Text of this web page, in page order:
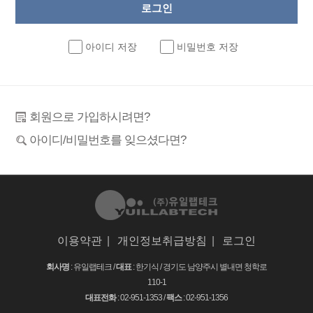
아이디 저장 비밀번호 저장
회원으로 가입하시려면?
아이디/비밀번호를 잊으셨다면?
이용약관 개인정보취급방침 로그인
회사명 : 유일랩테크 /대표: 한기식 /경기도 남양주시 별내면 청학로
110-1
대표전화: 02-951-1353 /팩스: 02-951-1356